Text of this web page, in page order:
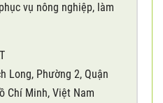
vụ nông nghiệp, làm
Long, Phường 2, Quận
Chí Minh, Việt Nam